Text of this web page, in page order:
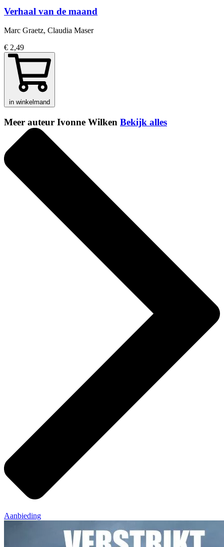
Verhaal van de maand
Marc Graetz, Claudia Maser
€ 2,49
in winkelmand
Meer auteur Ivonne Wilken Bekijk alles
Aanbieding